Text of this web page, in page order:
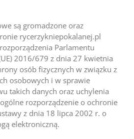
są gromadzone oraz
rycerzykniepokalanej.pl
Parlamentu
2016/679 z dnia 27 kwietnia
osób fizycznych w związku z
osobowych i w sprawie
takich danych oraz uchylenia
rozporządzenie o ochronie
z dnia 18 lipca 2002 r. o
elektroniczną.